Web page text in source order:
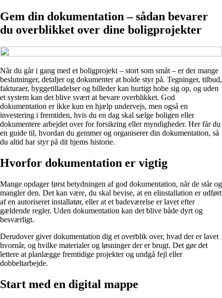
Gem din dokumentation – sådan bevarer
du overblikket over dine boligprojekter
Når du går i gang med et boligprojekt – stort som småt – er der mange
beslutninger, detaljer og dokumenter at holde styr på. Tegninger, tilbud,
fakturaer, byggetilladelser og billeder kan hurtigt hobe sig op, og uden
et system kan det blive svært at bevare overblikket. God
dokumentation er ikke kun en hjælp undervejs, men også en
investering i fremtiden, hvis du en dag skal sælge boligen eller
dokumentere arbejdet over for forsikring eller myndigheder. Her får du
en guide til, hvordan du gemmer og organiserer din dokumentation, så
du altid har styr på dit hjems historie.
Hvorfor dokumentation er vigtig
Mange opdager først betydningen af god dokumentation, når de står og
mangler den. Det kan være, du skal bevise, at en elinstallation er udført
af en autoriseret installatør, eller at et badeværelse er lavet efter
gældende regler. Uden dokumentation kan det blive både dyrt og
besværligt.
Derudover giver dokumentation dig et overblik over, hvad der er lavet
hvornår, og hvilke materialer og løsninger der er brugt. Det gør det
lettere at planlægge fremtidige projekter og undgå fejl eller
dobbeltarbejde.
Start med en digital mappe